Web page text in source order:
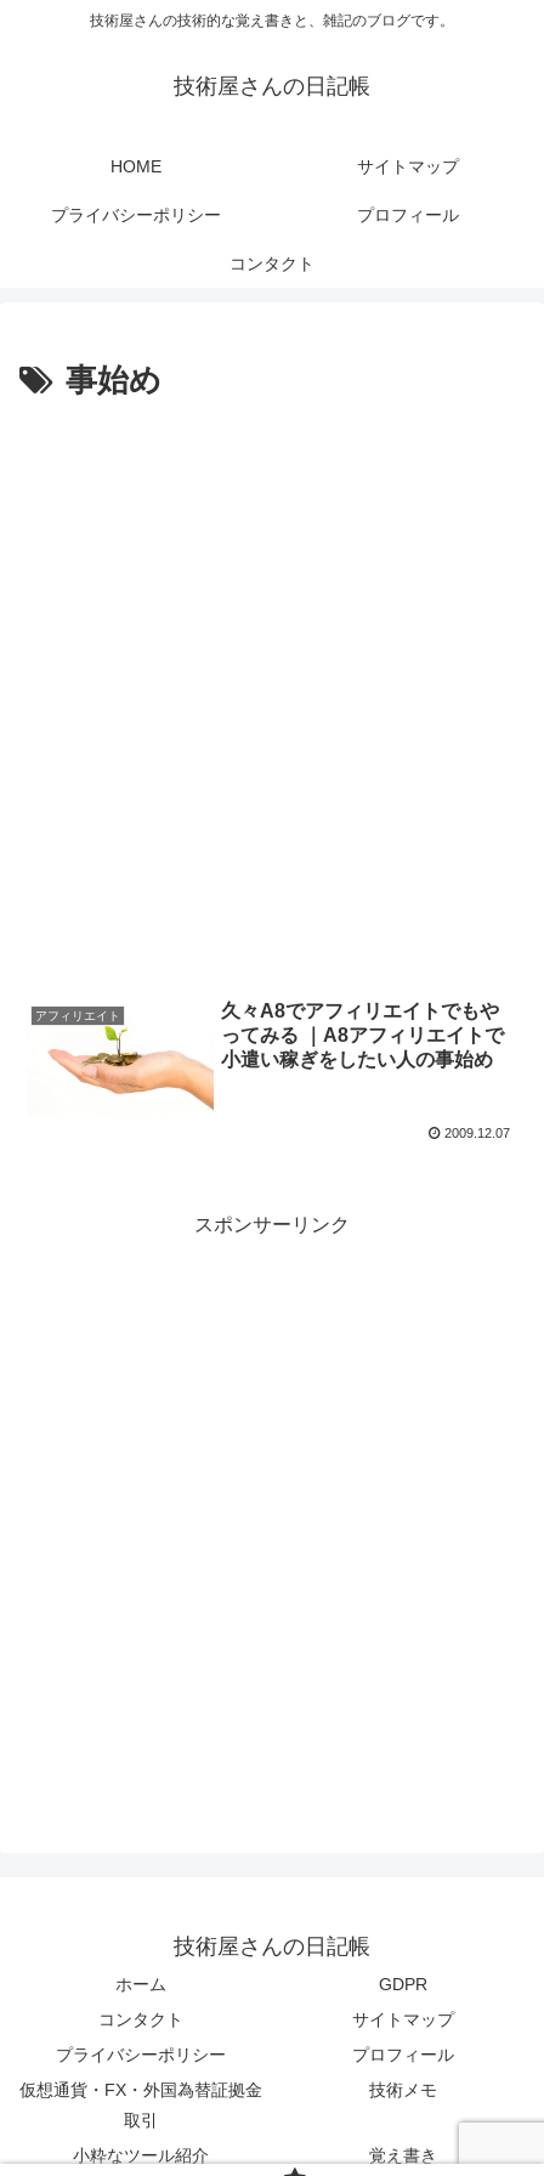
技術屋さんの技術的な覚え書きと、雑記のブログです。
技術屋さんの日記帳
HOME サイトマップ
プライバシーポリシー プロフィール
コンタクト
事始め
アフィリエイト
久々A8でアフィリエイトでもや
ってみる ｜A8アフィリエイトで
小遣い稼ぎをしたい人の事始め
2009.12.07
スポンサーリンク
技術屋さんの日記帳
ホーム
GDPR
コンタクト
サイトマップ
プライバシーポリシー
プロフィール
仮想通貨・FX・外国為替証拠金
取引
技術メモ
小粋なツール紹介 覚え書き